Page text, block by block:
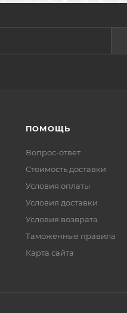
ПОМОЩЬ
Вопрос-ответ
Стоимость доставки
Условия оплаты
Условия доставки
Условия возврата
Таможенные правила
Карта сайта